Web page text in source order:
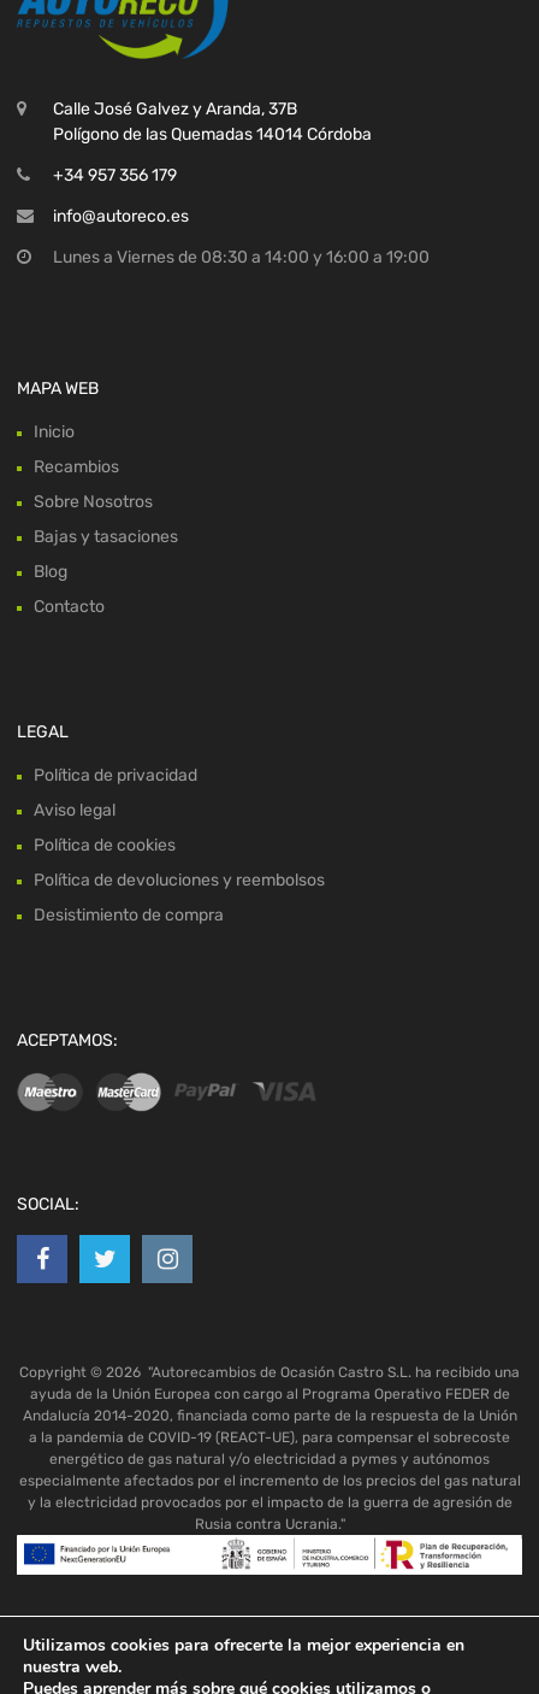
Calle José Galvez y Aranda, 37B
Polígono de las Quemadas 14014 Córdoba
+34 957 356 179
info@autoreco.es
Lunes a Viernes de 08:30 a 14:00 y 16:00 a 19:00
MAPA WEB
Inicio
Recambios
Sobre Nosotros
Bajas y tasaciones
Blog
Contacto
LEGAL
Política de privacidad
Aviso legal
Política de cookies
Política de devoluciones y reembolsos
Desistimiento de compra
ACEPTAMOS:
SOCIAL:
Copyright © 2026 "Autorecambios de Ocasión Castro S.L. ha recibido una
ayuda de la Unión Europea con cargo al Programa Operativo FEDER de
Andalucía 2014-2020, financiada como parte de la respuesta de la Unión
a la pandemia de COVID-19 (REACT-UE), para compensar el sobrecoste
energético de gas natural y/o electricidad a pymes y autónomos
especialmente afectados por el incremento de los precios del gas natural
y la electricidad provocados por el impacto de la guerra de agresión de
Rusia contra Ucrania."
Utilizamos cookies para ofrecerte la mejor experiencia en
nuestra web.
Puedes aprender más sobre qué cookies utilizamos o